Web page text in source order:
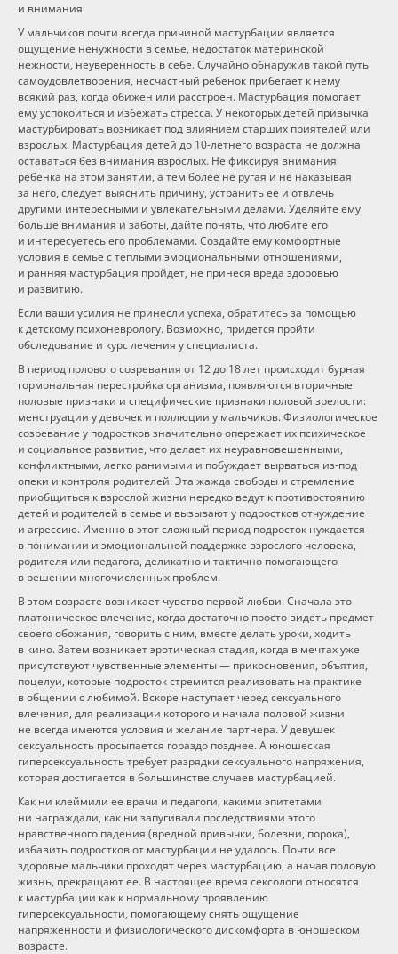
и внимания.
У мальчиков почти всегда причиной мастурбации является
ощущение ненужности в семье, недостаток материнской
нежности, неуверенность в себе. Случайно обнаружив такой путь
самоудовлетворения, несчастный ребенок прибегает к нему
всякий раз, когда обижен или расстроен. Мастурбация помогает
ему успокоиться и избежать стресса. У некоторых детей привычка
мастурбировать возникает под влиянием старших приятелей или
взрослых. Мастурбация детей до 10-летнего возраста не должна
оставаться без внимания взрослых. Не фиксируя внимания
ребенка на этом занятии, а тем более не ругая и не наказывая
за него, следует выяснить причину, устранить ее и отвлечь
другими интересными и увлекательными делами. Уделяйте ему
больше внимания и заботы, дайте понять, что любите его
и интересуетесь его проблемами. Создайте ему комфортные
условия в семье с теплыми эмоциональными отношениями,
и ранняя мастурбация пройдет, не принеся вреда здоровью
и развитию.
Если ваши усилия не принесли успеха, обратитесь за помощью
к детскому психоневрологу. Возможно, придется пройти
обследование и курс лечения у специалиста.
В период полового созревания от 12 до 18 лет происходит бурная
гормональная перестройка организма, появляются вторичные
половые признаки и специфические признаки половой зрелости:
менструации у девочек и поллюции у мальчиков. Физиологическое
созревание у подростков значительно опережает их психическое
и социальное развитие, что делает их неуравновешенными,
конфликтными, легко ранимыми и побуждает вырваться из-под
опеки и контроля родителей. Эта жажда свободы и стремление
приобщиться к взрослой жизни нередко ведут к противостоянию
детей и родителей в семье и вызывают у подростков отчуждение
и агрессию. Именно в этот сложный период подросток нуждается
в понимании и эмоциональной поддержке взрослого человека,
родителя или педагога, деликатно и тактично помогающего
в решении многочисленных проблем.
В этом возрасте возникает чувство первой любви. Сначала это
платоническое влечение, когда достаточно просто видеть предмет
своего обожания, говорить с ним, вместе делать уроки, ходить
в кино. Затем возникает эротическая стадия, когда в мечтах уже
присутствуют чувственные элементы — прикосновения, объятия,
поцелуи, которые подросток стремится реализовать на практике
в общении с любимой. Вскоре наступает черед сексуального
влечения, для реализации которого и начала половой жизни
не всегда имеются условия и желание партнера. У девушек
сексуальность просыпается гораздо позднее. А юношеская
гиперсексуальность требует разрядки сексуального напряжения,
которая достигается в большинстве случаев мастурбацией.
Как ни клеймили ее врачи и педагоги, какими эпитетами
ни награждали, как ни запугивали последствиями этого
нравственного падения (вредной привычки, болезни, порока),
избавить подростков от мастурбации не удалось. Почти все
здоровые мальчики проходят через мастурбацию, а начав половую
жизнь, прекращают ее. В настоящее время сексологи относятся
к мастурбации как к нормальному проявлению
гиперсексуальности, помогающему снять ощущение
напряженности и физиологического дискомфорта в юношеском
возрасте.